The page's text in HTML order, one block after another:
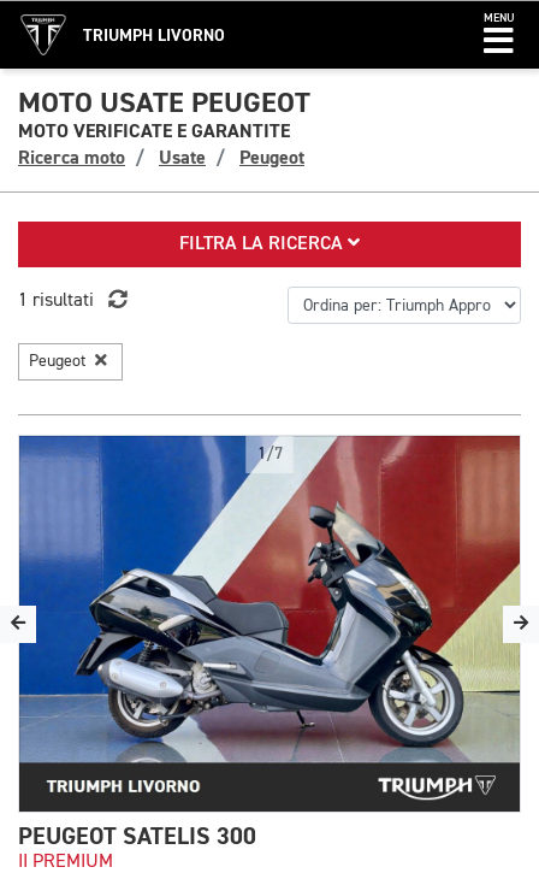
TRIUMPH LIVORNO
MENU
MOTO USATE PEUGEOT
MOTO VERIFICATE E GARANTITE
Ricerca moto
Usate Peugeot
FILTRA LA RICERCA
1 risultati
Peugeot
1/7
PEUGEOT SATELIS 300
II PREMIUM